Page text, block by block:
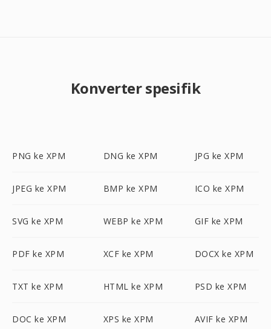
Konverter spesifik
PNG ke XPM DNG ke XPM JPG ke XPM
JPEG ke XPM BMP ke XPM ICO ke XPM
SVG ke XPM WEBP ke XPM GIF ke XPM
PDF ke XPM XCF ke XPM DOCX ke XPM
TXT ke XPM HTML ke XPM PSD ke XPM
DOC ke XPM XPS ke XPM AVIF ke XPM